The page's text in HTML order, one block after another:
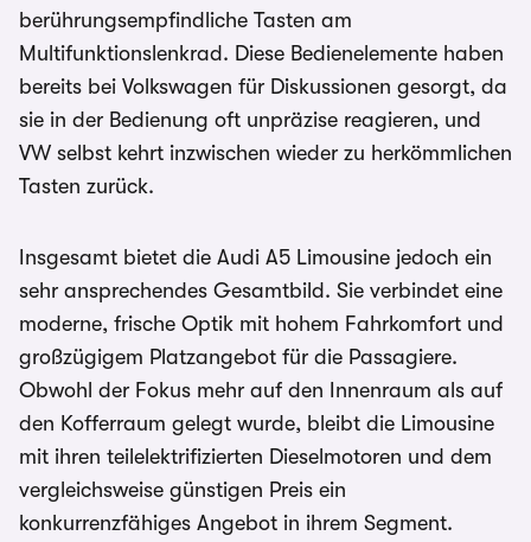
berührungsempfindliche Tasten am
Multifunktionslenkrad. Diese Bedienelemente haben
bereits bei Volkswagen für Diskussionen gesorgt, da
sie in der Bedienung oft unpräzise reagieren, und
VW selbst kehrt inzwischen wieder zu herkömmlichen
Tasten zurück.
Insgesamt bietet die Audi A5 Limousine jedoch ein
sehr ansprechendes Gesamtbild. Sie verbindet eine
moderne, frische Optik mit hohem Fahrkomfort und
großzügigem Platzangebot für die Passagiere.
Obwohl der Fokus mehr auf den Innenraum als auf
den Kofferraum gelegt wurde, bleibt die Limousine
mit ihren teilelektrifizierten Dieselmotoren und dem
vergleichsweise günstigen Preis ein
konkurrenzfähiges Angebot in ihrem Segment.